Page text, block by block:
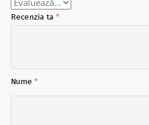
Recenzia ta *
Nume *